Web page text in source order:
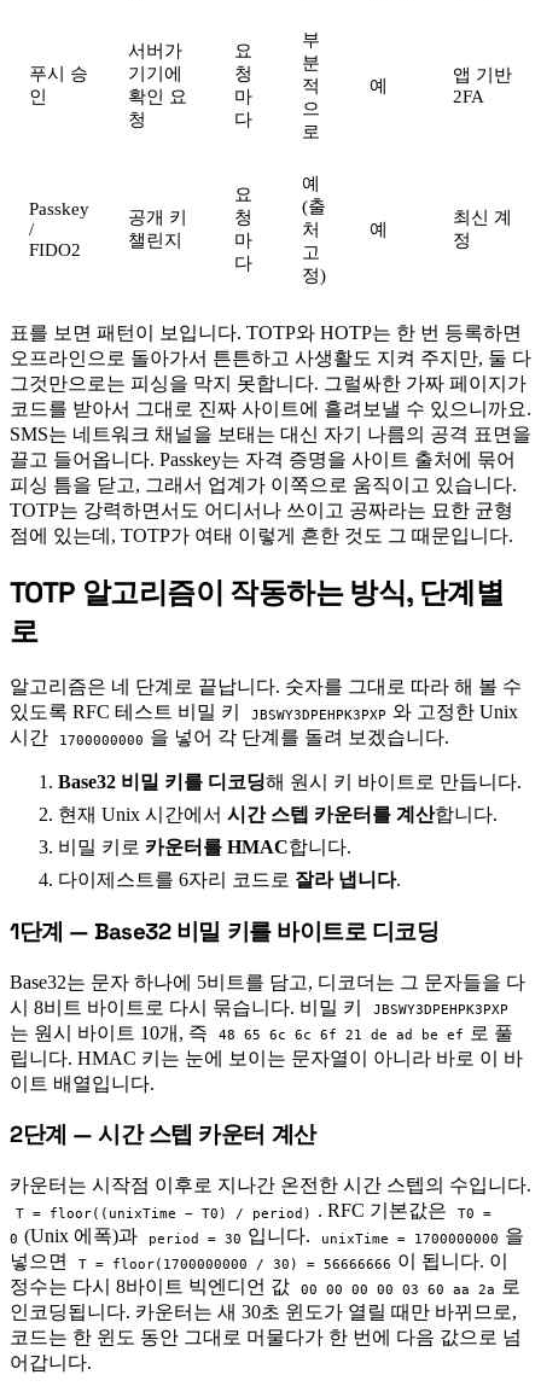
푸시 승
인
서버가
기기에
확인 요
청
요
청
마
다
부
분
적
으
로
예
앱 기반
2FA
Passkey
/
FIDO2
공개 키
챌린지
요
청
마
다
예
(출
처
고
정)
예
최신 계
정
표를 보면 패턴이 보입니다. TOTP와 HOTP는 한 번 등록하면
오프라인으로 돌아가서 튼튼하고 사생활도 지켜 주지만, 둘 다
그것만으로는 피싱을 막지 못합니다. 그럴싸한 가짜 페이지가
코드를 받아서 그대로 진짜 사이트에 흘려보낼 수 있으니까요.
SMS는 네트워크 채널을 보태는 대신 자기 나름의 공격 표면을
끌고 들어옵니다. Passkey는 자격 증명을 사이트 출처에 묶어
피싱 틈을 닫고, 그래서 업계가 이쪽으로 움직이고 있습니다.
TOTP는 강력하면서도 어디서나 쓰이고 공짜라는 묘한 균형
점에 있는데, TOTP가 여태 이렇게 흔한 것도 그 때문입니다.
#
TOTP 알고리즘이 작동하는 방식, 단계별
로
알고리즘은 네 단계로 끝납니다. 숫자를 그대로 따라 해 볼 수
있도록 RFC 테스트 비밀 키
JBSWY3DPEHPK3PXP 와 고정한 Unix
시간
1700000000 을 넣어 각 단계를 돌려 보겠습니다.
Base32 비밀 키를 디코딩해 원시 키 바이트로 만듭니다.
현재 Unix 시간에서 시간 스텝 카운터를 계산합니다.
비밀 키로 카운터를 HMAC합니다.
다이제스트를 6자리 코드로 잘라 냅니다.
#
1단계 — Base32 비밀 키를 바이트로 디코딩
Base32는 문자 하나에 5비트를 담고, 디코더는 그 문자들을 다
시 8비트 바이트로 다시 묶습니다. 비밀 키
JBSWY3DPEHPK3PXP
는 원시 바이트 10개, 즉 48 65 6c 6c 6f 21 de ad be ef
로 풀
립니다. HMAC 키는 눈에 보이는 문자열이 아니라 바로 이 바
이트 배열입니다.
#
2단계 — 시간 스텝 카운터 계산
카운터는 시작점 이후로 지나간 온전한 시간 스텝의 수입니다.
T = floor((unixTime − T0) / period) . RFC 기본값은
T0 =
0 (Unix 에폭)과 period = 30 입니다. unixTime = 1700000000 을
넣으면
T = floor(1700000000 / 30) = 56666666 이 됩니다. 이
정수는 다시 8바이트 빅엔디언 값
00 00 00 00 03 60 aa 2a
로
인코딩됩니다. 카운터는 새 30초 윈도가 열릴 때만 바뀌므로,
코드는 한 윈도 동안 그대로 머물다가 한 번에 다음 값으로 넘
어갑니다.